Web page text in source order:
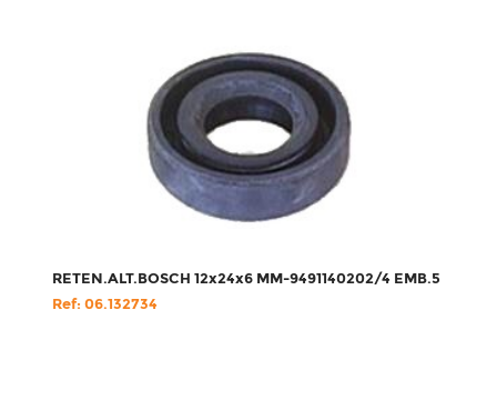
RETEN.ALT.BOSCH 12x24x6 MM-9491140202/4 EMB.5
Ref: 06.132734